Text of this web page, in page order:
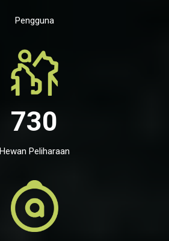
Pengguna
730
Hewan Peliharaan